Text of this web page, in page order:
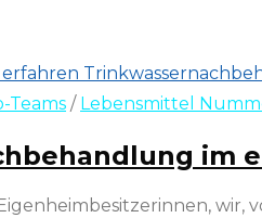
Teams / Lebensmittel
im
wir,